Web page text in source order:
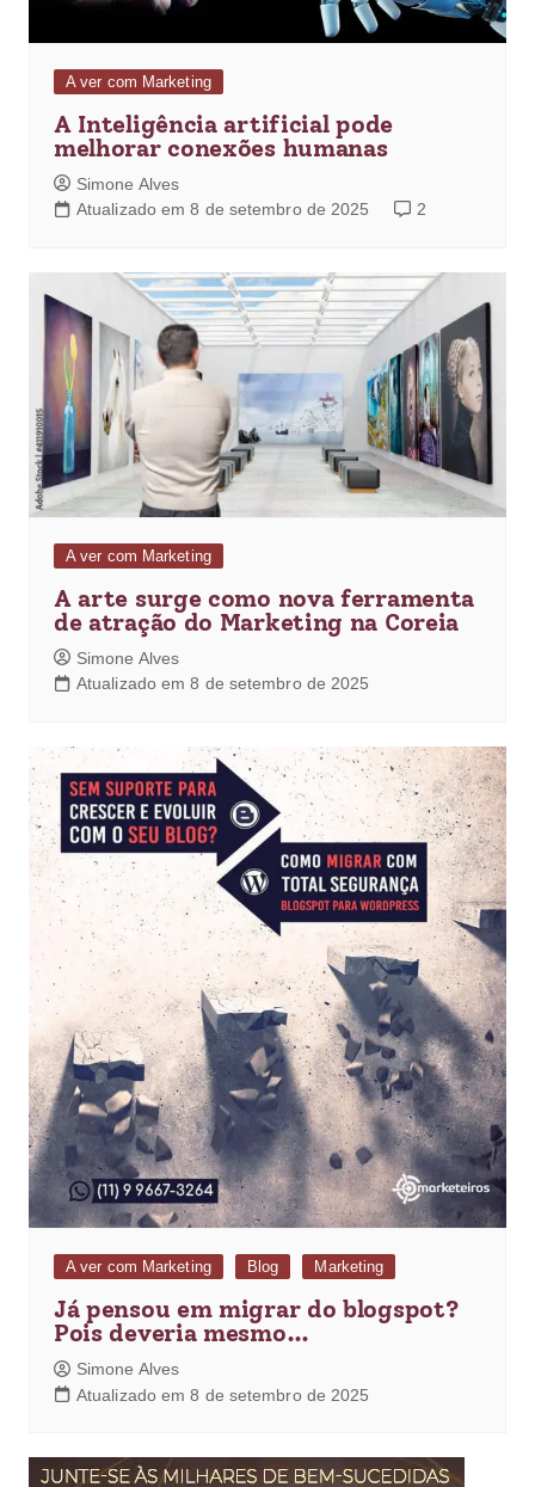
A ver com Marketing
A Inteligência artificial pode
melhorar conexões humanas
Simone Alves
Atualizado em 8 de setembro de 2025
2
A ver com Marketing
A arte surge como nova ferramenta
de atração do Marketing na Coreia
Simone Alves
Atualizado em 8 de setembro de 2025
A ver com Marketing Blog Marketing
Já pensou em migrar do blogspot?
Pois deveria mesmo…
Simone Alves
Atualizado em 8 de setembro de 2025